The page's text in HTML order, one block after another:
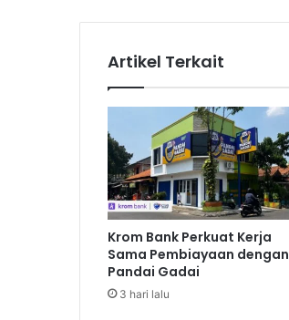
G
l
e
n
F
r
e
d
l
y
d
a
Artikel Terkait
Krom Bank Perkuat Kerja
Sama Pembiayaan dengan
Pandai Gadai
3 hari lalu